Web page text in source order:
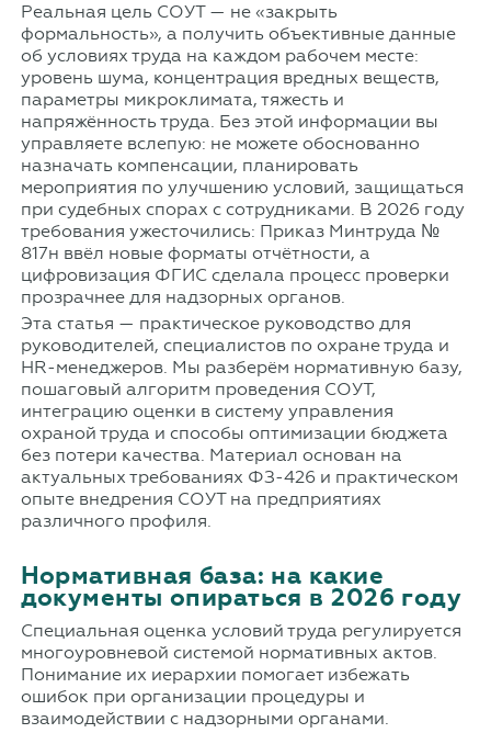
Реальная цель СОУТ — не «закрыть
формальность», а получить объективные данные
об условиях труда на каждом рабочем месте:
уровень шума, концентрация вредных веществ,
параметры микроклимата, тяжесть и
напряжённость труда. Без этой информации вы
управляете вслепую: не можете обоснованно
назначать компенсации, планировать
мероприятия по улучшению условий, защищаться
при судебных спорах с сотрудниками. В 2026 году
требования ужесточились: Приказ Минтруда №
817н ввёл новые форматы отчётности, а
цифровизация ФГИС сделала процесс проверки
прозрачнее для надзорных органов.
Эта статья — практическое руководство для
руководителей, специалистов по охране труда и
HR-менеджеров. Мы разберём нормативную базу,
пошаговый алгоритм проведения СОУТ,
интеграцию оценки в систему управления
охраной труда и способы оптимизации бюджета
без потери качества. Материал основан на
актуальных требованиях ФЗ-426 и практическом
опыте внедрения СОУТ на предприятиях
различного профиля.
Нормативная база: на какие
документы опираться в 2026 году
Специальная оценка условий труда регулируется
многоуровневой системой нормативных актов.
Понимание их иерархии помогает избежать
ошибок при организации процедуры и
взаимодействии с надзорными органами.